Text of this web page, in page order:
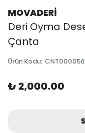
MOVADERİ
Deri Oyma
Çanta
Ürün Kodu: CNT000056
₺ 2,000.00